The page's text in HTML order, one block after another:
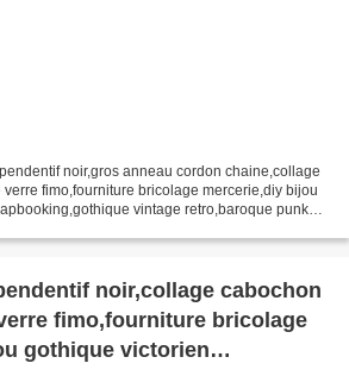
noir,gros anneau cordon chaine,collage
fimo,fourniture bricolage mercerie,diy bijou
vintage retro,baroque punk
noir,collage cabochon
fimo,fourniture bricolage
gothique victorien